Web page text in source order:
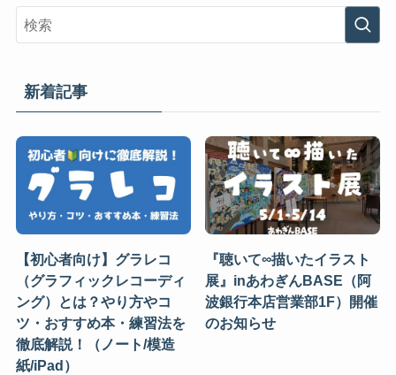
新着記事
【初心者向け】グラレコ
（グラフィックレコーディ
ング）とは？やり方やコ
ツ・おすすめ本・練習法を
徹底解説！（ノート/模造
紙/iPad）
『聴いて∞描いたイラスト
展』inあわぎんBASE（阿
波銀行本店営業部1F）開催
のお知らせ